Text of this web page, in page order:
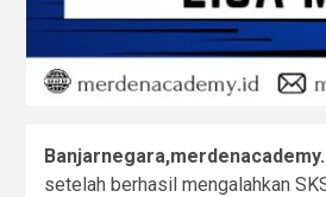
setelah berhasil mengalahkan